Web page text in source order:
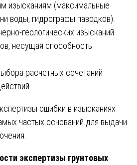
изысканиям (максимальные
воды, гидрографы паводков).
геологических изысканий
несущая способность
расчетных сочетаний
ошибки в изысканиях
частых оснований для выдачи
экспертизы грунтовых